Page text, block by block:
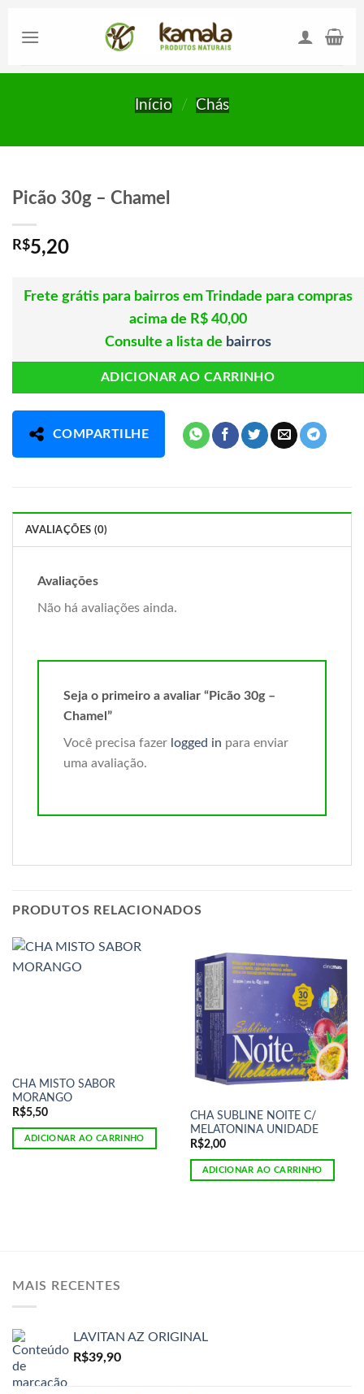
Início / Chás
Picão 30g – Chamel
R$5,20
Frete grátis para bairros em Trindade para compras
acima de R$ 40,00
Consulte a lista de bairros
ADICIONAR AO CARRINHO
COMPARTILHE
AVALIAÇÕES (0)
Avaliações
Não há avaliações ainda.
Seja o primeiro a avaliar “Picão 30g –
Chamel”
Você precisa fazer logged in para enviar
uma avaliação.
PRODUTOS RELACIONADOS
CHA MISTO SABOR
MORANGO
R$5,50
ADICIONAR AO CARRINHO
CHA SUBLINE NOITE C/
MELATONINA UNIDADE
R$2,00
ADICIONAR AO CARRINHO
MAIS RECENTES
LAVITAN AZ ORIGINAL
R$39,90